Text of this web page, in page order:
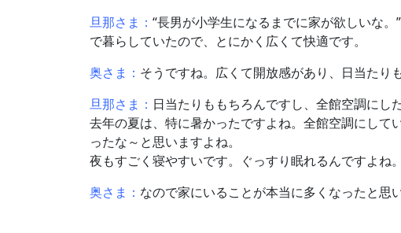
旦那さま： “長男が小学生になるまでに家が欲しいな
で暮らしていたので、とにかく広くて快適です。
奥さま： そうですね。広くて開放感があり、日当たり
旦那さま： 日当たりももちろんですし、全館空調にし
去年の夏は、特に暑かったですよね。全館空調にし
ったな～と思いますよね。
夜もすごく寝やすいです。ぐっすり眠れるんですよね
奥さま： なので家にいることが本当に多くなったと思